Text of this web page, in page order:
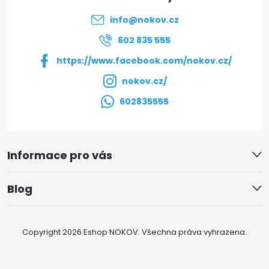
info@nokov.cz
602 835 555
https://www.facebook.com/nokov.cz/
nokov.cz/
602835555
Informace pro vás
Blog
Copyright 2026 Eshop NOKOV. Všechna práva vyhrazena.